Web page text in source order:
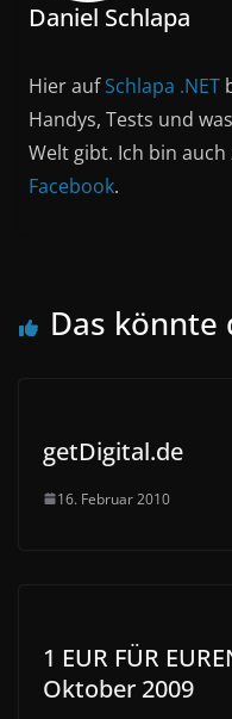
Daniel Schlapa
Hier aufSchlapa .NET
Handys, Tests und
Welt gibt. Ich bin
Facebook.
Das könnte
getDigital.de
16. Februar 2010
1 EUR FÜR
Oktober 2009